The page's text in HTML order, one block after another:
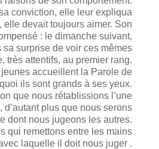
conviction, elle leur expliqua
elle devait toujours aimer. Son
: le dimanche suivant,
sa surprise de voir ces mêmes
très attentifs, au premier rang.
accueillent la Parole de
ils sont grands à ses yeux.
que nous rétablissions l’une
d’autant plus que nous serons
dont nous jugeons les autres.
qui remettons entre les mains
laquelle il doit nous juger .